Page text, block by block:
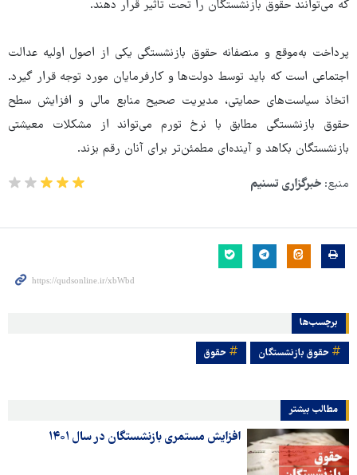
که می‌توانند حقوق بازنشستگان را تحت تأثیر قرار دهند.
پرداخت به‌موقع و منصفانه حقوق بازنشستگی یکی از اصول اولیه عدالت
اجتماعی است که باید توسط دولت‌ها و کارفرمایان مورد توجه قرار گیرد.
اتخاذ سیاست‌های حمایتی، مدیریت صحیح منابع مالی و افزایش سطح
حقوق بازنشستگی مطابق با نرخ تورم می‌تواند از مشکلات معیشتی
بازنشستگان بکاهد و آینده‌ای مطمئن‌تر برای آنان رقم بزند.
منبع: خبرگزاری تسنیم
برچسب‌ها
حقوق بازنشستگان حقوق
مطالب بیشتر
افزایش مستمری بازنشستگان در سال ۱۴۰۱